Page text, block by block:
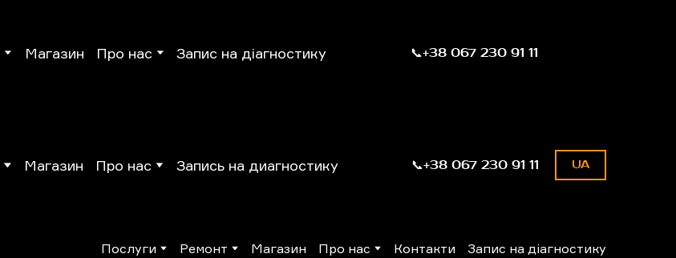
Магазин Про нас Запис на діагностику 📞+38 067 230 91 11
Магазин Про нас Запись на диагностику 📞+38 067 230 91 11 UA
Послуги Ремонт Магазин Про нас Контакти Запис на діагностику